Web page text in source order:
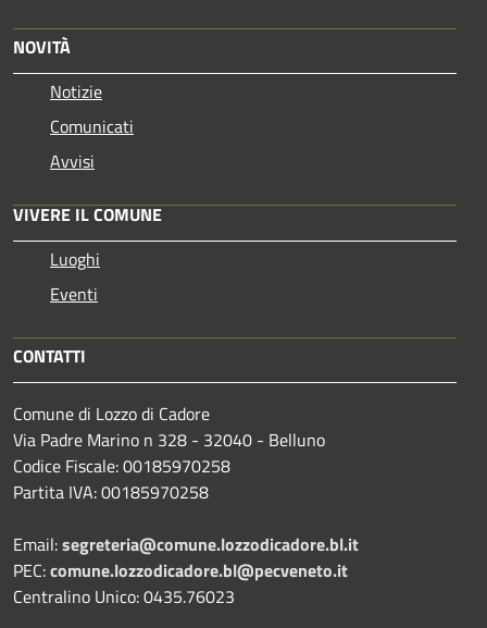
NOVITÀ
Notizie
Comunicati
Avvisi
VIVERE IL COMUNE
Luoghi
Eventi
CONTATTI
Comune di Lozzo di Cadore
Via Padre Marino n 328 - 32040 - Belluno
Codice Fiscale: 00185970258
Partita IVA: 00185970258
Email:segreteria@comune.lozzodicadore.bl.it
PEC:comune.lozzodicadore.bl@pecveneto.it
Centralino Unico: 0435.76023